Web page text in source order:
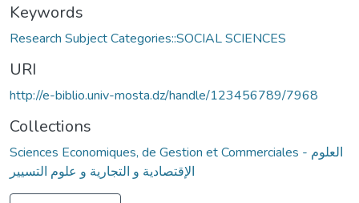
Keywords
Research Subject Categories::SOCIAL SCIENCES
URI
http://e-biblio.univ-mosta.dz/handle/123456789/7968
Collections
Sciences Economiques, de Gestion et Commerciales - العلوم
الإقتصادية و التجارية و علوم التسيير